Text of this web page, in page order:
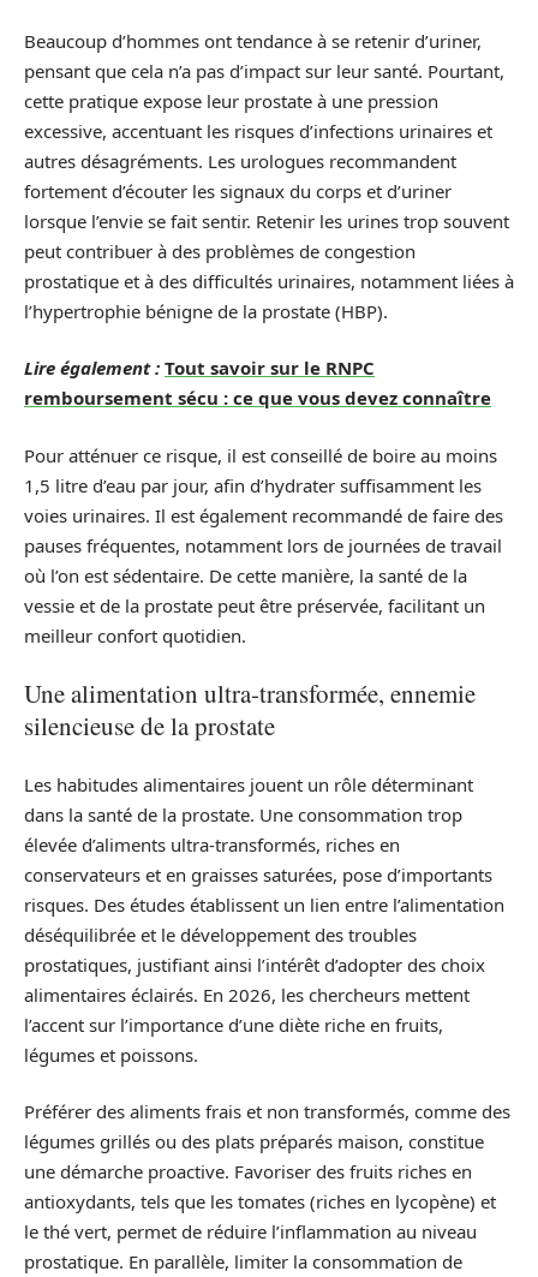
Beaucoup d’hommes ont tendance à se retenir d’uriner,
pensant que cela n’a pas d’impact sur leur santé. Pourtant,
cette pratique expose leur prostate à une pression
excessive, accentuant les risques d’infections urinaires et
autres désagréments. Les urologues recommandent
fortement d’écouter les signaux du corps et d’uriner
lorsque l’envie se fait sentir. Retenir les urines trop souvent
peut contribuer à des problèmes de congestion
prostatique et à des difficultés urinaires, notamment liées à
l’hypertrophie bénigne de la prostate (HBP).
Lire également : Tout savoir sur le RNPC
remboursement sécu : ce que vous devez connaître
Pour atténuer ce risque, il est conseillé de boire au moins
1,5 litre d’eau par jour, afin d’hydrater suffisamment les
voies urinaires. Il est également recommandé de faire des
pauses fréquentes, notamment lors de journées de travail
où l’on est sédentaire. De cette manière, la santé de la
vessie et de la prostate peut être préservée, facilitant un
meilleur confort quotidien.
Une alimentation ultra-transformée, ennemie
silencieuse de la prostate
Les habitudes alimentaires jouent un rôle déterminant
dans la santé de la prostate. Une consommation trop
élevée d’aliments ultra-transformés, riches en
conservateurs et en graisses saturées, pose d’importants
risques. Des études établissent un lien entre l’alimentation
déséquilibrée et le développement des troubles
prostatiques, justifiant ainsi l’intérêt d’adopter des choix
alimentaires éclairés. En 2026, les chercheurs mettent
l’accent sur l’importance d’une diète riche en fruits,
légumes et poissons.
Préférer des aliments frais et non transformés, comme des
légumes grillés ou des plats préparés maison, constitue
une démarche proactive. Favoriser des fruits riches en
antioxydants, tels que les tomates (riches en lycopène) et
le thé vert, permet de réduire l’inflammation au niveau
prostatique. En parallèle, limiter la consommation de